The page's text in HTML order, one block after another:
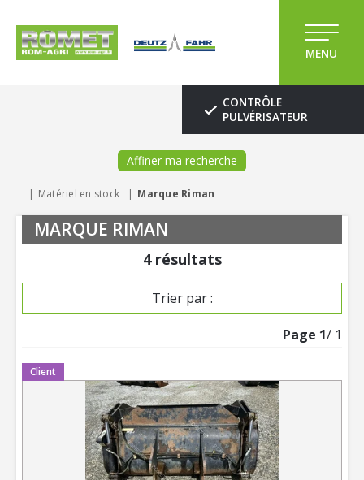
MENU
CONTRÔLE
PULVÉRISATEUR
Affiner ma recherche
Matériel en stock Marque Riman
MARQUE RIMAN
4 résultats
Trier par :
Page 1/ 1
Client